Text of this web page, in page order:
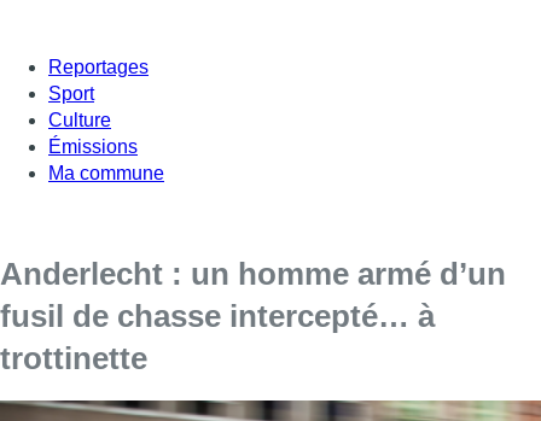
Reportages
Sport
Culture
Émissions
Ma commune
Anderlecht : un homme armé d’un
fusil de chasse intercepté… à
trottinette